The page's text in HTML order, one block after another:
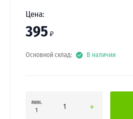
Цена:
395 ₽
Основной склад: В наличии
мин.
1